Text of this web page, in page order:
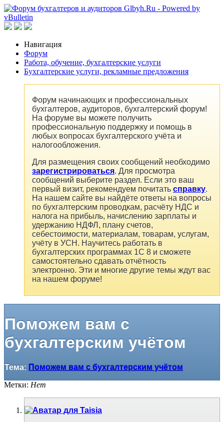
Навигация
Форум
Работа, обучение, бухгалтерские услуги
Бухгалтерские услуги, рекламные предложения
Форум начинающих и профессиональных
бухгалтеров, аудиторов, бухгалтерский форум!
На форуме вы можете получить
профессиональную поддержку и помощь в
любых вопросах бухгалтерского учёта и
налогообложения.
Для размещения своих сообщений необходимо
зарегистрироваться. Для просмотра
сообщений выберите раздел. Если это ваш
первый визит, рекомендуем почитать справку.
На нашем сайте вы найдёте ответы на вопросы
по бухгалтерским проводкам, расчёту НДС и
налога на прибыль, начислению зарплаты и
удержанию НДФЛ, плану счетов,
себестоимости, материалам, товарам, услугам,
учёту в УСН. Научитесь работать в
бухгалтерских программах 1С 8 и сможете
самостоятельно сдавать отчётность
электронно. Эти и многие другие темы ждут вас
на нашем форуме!
Поможем вам с
бухгалтерским учётом
Тема: Поможем вам с бухгалтерским учётом
Метки: Нет